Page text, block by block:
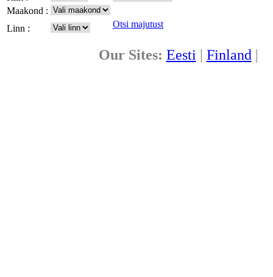
Maakond :
Linn :
Otsi majutust
Our Sites: Eesti | Finland |